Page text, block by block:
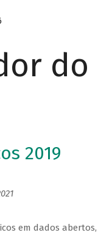
do
2019
em dados abertos,